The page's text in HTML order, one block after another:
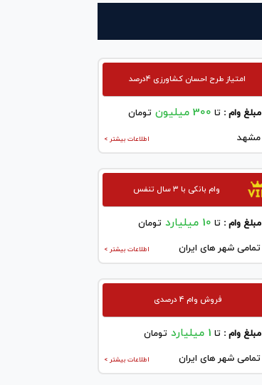
امتیاز طرح احسان کشاورزی ۴درصد
مبلغ وام :تا 300 میلیون تومان
اطلاعات بیشتر > مشهد
وام بانکی با ۳ سال تنفس
مبلغ وام :تا 10 میلیارد تومان
اطلاعات بیشتر > تمامی شهر های ایران
فروش وام 4 درصدی
مبلغ وام :تا 1 میلیارد تومان
اطلاعات بیشتر > تمامی شهر های ایران